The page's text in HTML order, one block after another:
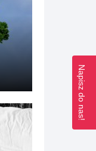
Napisz do nas!